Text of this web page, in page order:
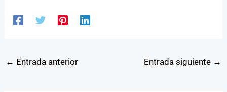
← Entrada anterior Entrada siguiente →